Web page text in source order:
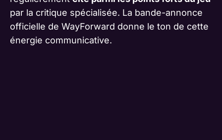
par la critique spécialisée. La bande-annonce
officielle de WayForward donne le ton de cette
énergie communicative.